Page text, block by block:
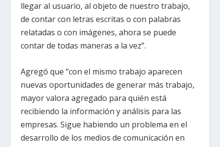
llegar al usuario, al objeto de nuestro trabajo,
de contar con letras escritas o con palabras
relatadas o con imágenes, ahora se puede
contar de todas maneras a la vez”.
Agregó que “con el mismo trabajo aparecen
nuevas oportunidades de generar más trabajo,
mayor valora agregado para quién está
recibiendo la información y análisis para las
empresas. Sigue habiendo un problema en el
desarrollo de los medios de comunicación en